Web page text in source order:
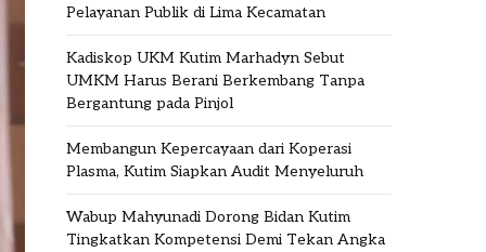
Pelayanan Publik di Lima Kecamatan
Kadiskop UKM Kutim Marhadyn Sebut
UMKM Harus Berani Berkembang Tanpa
Bergantung pada Pinjol
Membangun Kepercayaan dari Koperasi
Plasma, Kutim Siapkan Audit Menyeluruh
Wabup Mahyunadi Dorong Bidan Kutim
Tingkatkan Kompetensi Demi Tekan Angka